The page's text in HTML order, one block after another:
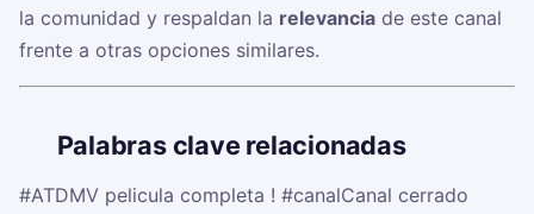
la comunidad y respaldan la relevancia de este canal
frente a otras opciones similares.
Palabras clave relacionadas
#ATDMV pelicula completa ! #canalCanal cerrado